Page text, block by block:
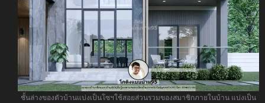
ชั้นล่างของตัวบ้านแบ่งเป็นโซฯใช้สอยส่วนรวมของสมาชิกภายในบ้าน แบ่งเป็น